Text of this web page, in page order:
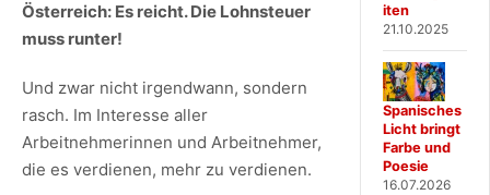
Österreich: Es reicht. Die Lohnsteuer
muss runter!
Und zwar nicht irgendwann, sondern
rasch. Im Interesse aller
Arbeitnehmerinnen und Arbeitnehmer,
die es verdienen, mehr zu verdienen.
iten
21.10.2025
Spanisches
Licht bringt
Farbe und
Poesie
16.07.2026